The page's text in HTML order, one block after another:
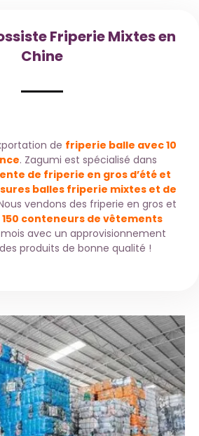
Friperie Mixtes en
Chine
de friperie balle avec 10
. Zagumi est spécialisé dans
de friperie en gros d’été et
balles friperie mixtes et de
vendons des friperie en gros et
150 conteneurs de vêtements
avec un approvisionnement
produits de bonne qualité !